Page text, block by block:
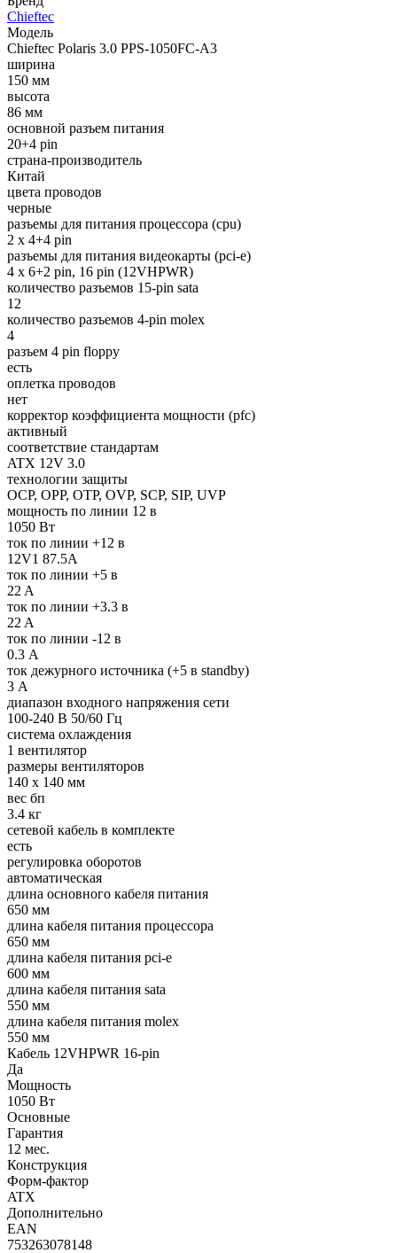
Chieftec
Модель
Chieftec Polaris 3.0 PPS-1050FC-A3
ширина
150 мм
высота
86 мм
основной разъем питания
20+4 pin
страна-производитель
Китай
цвета проводов
черные
разъемы для питания процессора (cpu)
2 x 4+4 pin
разъемы для питания видеокарты (pci-e)
4 x 6+2 pin, 16 pin (12VHPWR)
количество разъемов 15-pin sata
12
количество разъемов 4-pin molex
4
разъем 4 pin floppy
есть
оплетка проводов
нет
корректор коэффициента мощности (pfc)
активный
соответствие стандартам
ATX 12V 3.0
технологии защиты
OCP, OPP, OTP, OVP, SCP, SIP, UVP
мощность по линии 12 в
1050 Вт
ток по линии +12 в
12V1 87.5A
ток по линии +5 в
22 A
ток по линии +3.3 в
22 A
ток по линии -12 в
0.3 А
ток дежурного источника (+5 в standby)
3 А
диапазон входного напряжения сети
100-240 В 50/60 Гц
система охлаждения
1 вентилятор
размеры вентиляторов
140 x 140 мм
вес бп
3.4 кг
сетевой кабель в комплекте
есть
регулировка оборотов
автоматическая
длина основного кабеля питания
650 мм
длина кабеля питания процессора
650 мм
длина кабеля питания pci-e
600 мм
длина кабеля питания sata
550 мм
длина кабеля питания molex
550 мм
Кабель 12VHPWR 16-pin
Да
Мощность
1050 Вт
Основные
Гарантия
12 мес.
Конструкция
Форм-фактор
ATX
Дополнительно
EAN
753263078148